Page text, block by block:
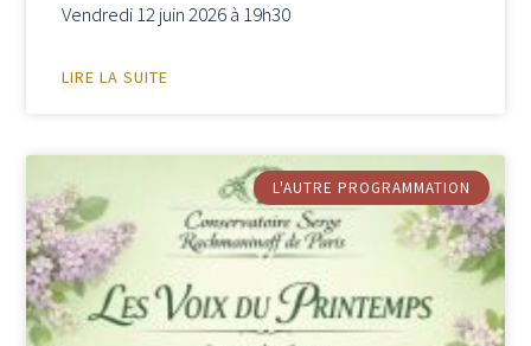
Vendredi 12 juin 2026 à 19h30
LIRE LA SUITE
L'AUTRE PROGRAMMATION